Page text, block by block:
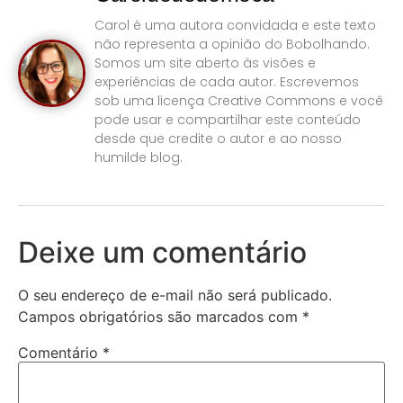
Carol é uma autora convidada e este texto
não representa a opinião do Bobolhando.
Somos um site aberto às visões e
experiências de cada autor. Escrevemos
sob uma licença Creative Commons e você
pode usar e compartilhar este conteúdo
desde que credite o autor e ao nosso
humilde blog.
Deixe um comentário
O seu endereço de e-mail não será publicado.
Campos obrigatórios são marcados com *
Comentário *